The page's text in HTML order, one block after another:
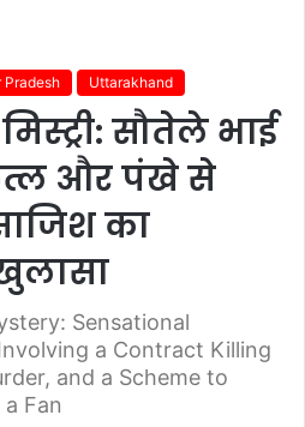
Pradesh Uttarakhand
सौतेले भाई
और पंखे से
का
Sensational
a Contract Killing
and a Scheme to
Fan